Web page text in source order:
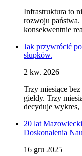
Infrastruktura to
rozwoju
konsekwentnie
Jak przywrócić
słupków.
2 kw. 2026
Trzy miesiące
giełdy. Trzy
decyduje
20 lat
Doskonalenia
16 gru 2025